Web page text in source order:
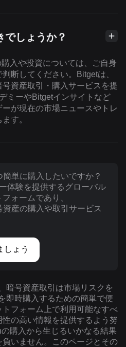
でしょうか？
入や投資については、ご自身
断してください。Bitgetは、
資産取引・購入サービスを提
ミーやBitgetインサイトなど
が現在の市場ニュースやトレ
す。
単に購入したいですか？
体験を提供するグローバル
ォームであり、
産の購入や取引サービス
しょう
暗号資産取引は市場リスクを
即時購入するための簡単で便
フォーム上で利用可能なすべ
の高い情報を提供するよう努
購入から生じるいかなる結果
いません。このページとその